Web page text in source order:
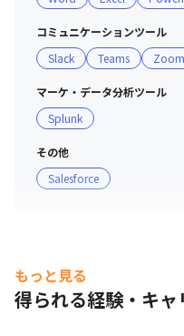
大手金融、通信、グローバ
をまたいで相談が可能で
・全社チャットでは、和
ョンが盛んで、いつも誰
が集まっています
■ 働き方
く活躍してもらえる制度
・コロナの前から積極的
積極的に提案しています
・メンバーの約7割以上
しています（週1回部ご
コミュニケーションツール
Slack
Teams Zoom
マーケ・データ分析ツール
Splunk
その他
Salesforce
もっと見る
得られる経験・キャ